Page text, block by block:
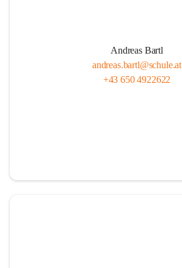
Andreas Bartl
andreas.bartl@schule.at
+43 650 4922622